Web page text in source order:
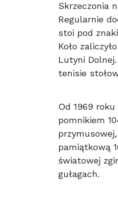
Skrzeczonia
Regularnie
stoi pod
Koło
Lutyni
tenisie
Od 1969
pomnikiem
pamiątkową
światowej
gułagach.